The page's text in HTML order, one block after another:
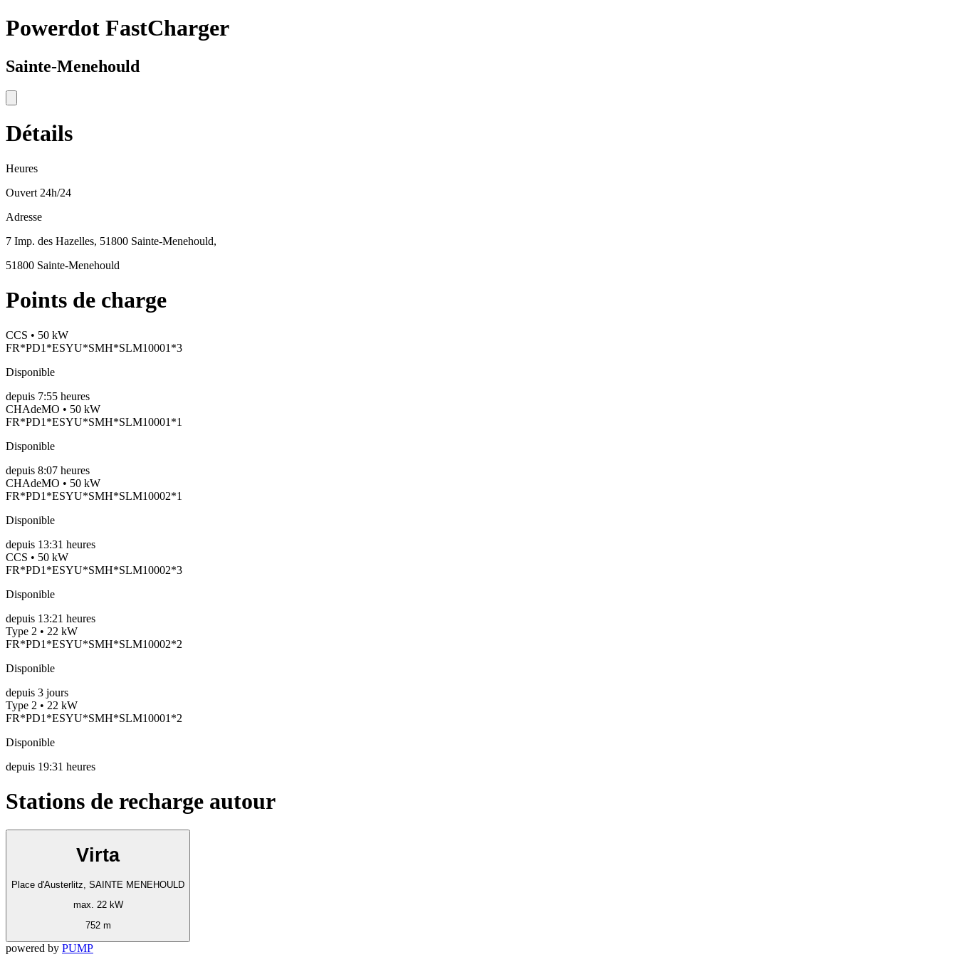
Powerdot FastCharger
Sainte-Menehould
Détails
Heures
Ouvert 24h/24
Adresse
7 Imp. des Hazelles, 51800 Sainte-Menehould,
51800 Sainte-Menehould
Points de charge
CCS • 50 kW
FR*PD1*ESYU*SMH*SLM10001*3
Disponible
depuis 7:55 heures
CHAdeMO • 50 kW
FR*PD1*ESYU*SMH*SLM10001*1
Disponible
depuis 8:07 heures
CHAdeMO • 50 kW
FR*PD1*ESYU*SMH*SLM10002*1
Disponible
depuis 13:31 heures
CCS • 50 kW
FR*PD1*ESYU*SMH*SLM10002*3
Disponible
depuis 13:21 heures
Type 2 • 22 kW
FR*PD1*ESYU*SMH*SLM10002*2
Disponible
depuis 3 jours
Type 2 • 22 kW
FR*PD1*ESYU*SMH*SLM10001*2
Disponible
depuis 19:31 heures
Stations de recharge autour
Virta
Place d'Austerlitz, SAINTE MENEHOULD
max. 22 kW
752 m
powered by PUMP